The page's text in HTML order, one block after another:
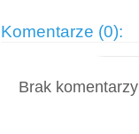
Komentarze (0):
Brak